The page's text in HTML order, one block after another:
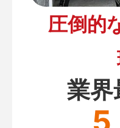
圧倒的
業界